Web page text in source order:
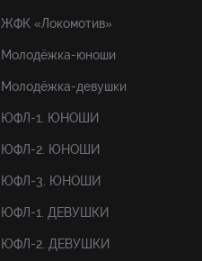
ЖФК «Локомотив»
Молодёжка-юноши
Молодёжка-девушки
ЮФЛ-1. ЮНОШИ
ЮФЛ-2. ЮНОШИ
ЮФЛ-3. ЮНОШИ
ЮФЛ-1. ДЕВУШКИ
ЮФЛ-2. ДЕВУШКИ